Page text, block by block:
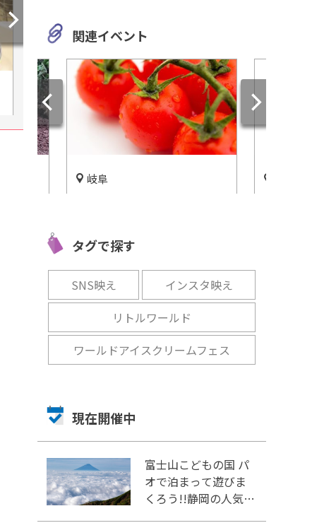
岐阜
神秘的な岩や自然がもたらす
パワースポット「鬼岩公園」
愛知
ようこそ宇宙と科学
へ！「半田空の科学
空や地球の不思議を
関連イベント
名古屋市中区
開催中
タグで探す
SNS映え
インスタ映え
リトルワールド
ワールドアイスクリームフェス
現在開催中
富士山こどもの国 パ
オで泊まって遊びま
くろう!!静岡の人気冒